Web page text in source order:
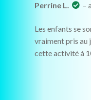
Perrine L.
–
Les enfants se
vraiment pris au
cette activité à